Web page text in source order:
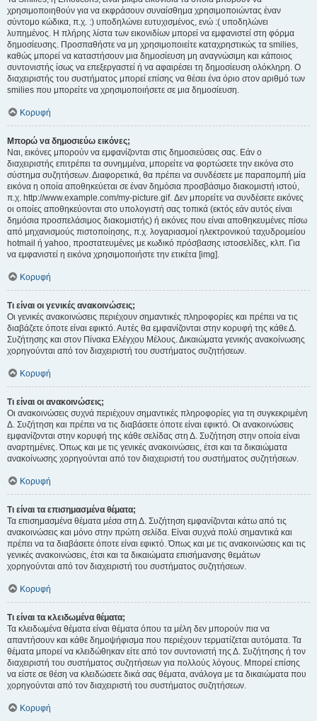
χρησιμοποιηθούν για να εκφράσουν συναίσθημα χρησιμοποιώντας έναν
σύντομο κώδικα, π.χ. :) υποδηλώνει ευτυχισμένος, ενώ :( υποδηλώνει
λυπημένος. Η πλήρης λίστα των εικονιδίων μπορεί να εμφανιστεί στη φόρμα
δημοσίευσης. Προσπαθήστε να μη χρησιμοποιείτε καταχρηστικώς τα smilies,
καθώς μπορεί να καταστήσουν μια δημοσίευση μη αναγνώσιμη και κάποιος
συντονιστής ίσως να επεξεργαστεί ή να αφαιρέσει τη δημοσίευση ολόκληρη. Ο
διαχειριστής του συστήματος μπορεί επίσης να θέσει ένα όριο στον αριθμό των
smilies που μπορείτε να χρησιμοποιήσετε σε μια δημοσίευση.
Κορυφή
Μπορώ να δημοσιεύω εικόνες;
Ναι, εικόνες μπορούν να εμφανίζονται στις δημοσιεύσεις σας. Εάν ο
διαχειριστής επιτρέπει τα συνημμένα, μπορείτε να φορτώσετε την εικόνα στο
σύστημα συζητήσεων. Διαφορετικά, θα πρέπει να συνδέσετε με παραπομπή μία
εικόνα η οποία αποθηκεύεται σε έναν δημόσια προσβάσιμο διακομιστή ιστού,
π.χ. http://www.example.com/my-picture.gif. Δεν μπορείτε να συνδέσετε εικόνες
οι οποίες αποθηκεύονται στο υπολογιστή σας τοπικά (εκτός εάν αυτός είναι
δημόσια προσπελάσιμος διακομιστής) ή εικόνες που είναι αποθηκευμένες πίσω
από μηχανισμούς πιστοποίησης, π.χ. λογαριασμοί ηλεκτρονικού ταχυδρομείου
hotmail ή yahoo, προστατευμένες με κωδικό πρόσβασης ιστοσελίδες, κλπ. Για
να εμφανιστεί η εικόνα χρησιμοποιήστε την ετικέτα [img].
Κορυφή
Τι είναι οι γενικές ανακοινώσεις;
Οι γενικές ανακοινώσεις περιέχουν σημαντικές πληροφορίες και πρέπει να τις
διαβάζετε όποτε είναι εφικτό. Αυτές θα εμφανίζονται στην κορυφή της κάθε Δ.
Συζήτησης και στον Πίνακα Ελέγχου Μέλους. Δικαιώματα γενικής ανακοίνωσης
χορηγούνται από τον διαχειριστή του συστήματος συζητήσεων.
Κορυφή
Τι είναι οι ανακοινώσεις;
Οι ανακοινώσεις συχνά περιέχουν σημαντικές πληροφορίες για τη συγκεκριμένη
Δ. Συζήτηση και πρέπει να τις διαβάσετε όποτε είναι εφικτό. Οι ανακοινώσεις
εμφανίζονται στην κορυφή της κάθε σελίδας στη Δ. Συζήτηση στην οποία είναι
αναρτημένες. Όπως και με τις γενικές ανακοινώσεις, έτσι και τα δικαιώματα
ανακοίνωσης χορηγούνται από τον διαχειριστή του συστήματος συζητήσεων.
Κορυφή
Τι είναι τα επισημασμένα θέματα;
Τα επισημασμένα θέματα μέσα στη Δ. Συζήτηση εμφανίζονται κάτω από τις
ανακοινώσεις και μόνο στην πρώτη σελίδα. Είναι συχνά πολύ σημαντικά και
πρέπει να τα διαβάσετε όποτε είναι εφικτό. Όπως και με τις ανακοινώσεις και τις
γενικές ανακοινώσεις, έτσι και τα δικαιώματα επισήμανσης θεμάτων
χορηγούνται από τον διαχειριστή του συστήματος συζητήσεων.
Κορυφή
Τι είναι τα κλειδωμένα θέματα;
Τα κλειδωμένα θέματα είναι θέματα όπου τα μέλη δεν μπορούν πια να
απαντήσουν και κάθε δημοψήφισμα που περιέχουν τερματίζεται αυτόματα. Τα
θέματα μπορεί να κλειδώθηκαν είτε από τον συντονιστή της Δ. Συζήτησης ή τον
διαχειριστή του συστήματος συζητήσεων για πολλούς λόγους. Μπορεί επίσης
να είστε σε θέση να κλειδώσετε δικά σας θέματα, ανάλογα με τα δικαιώματα που
χορηγούνται από τον διαχειριστή του συστήματος συζητήσεων.
Κορυφή